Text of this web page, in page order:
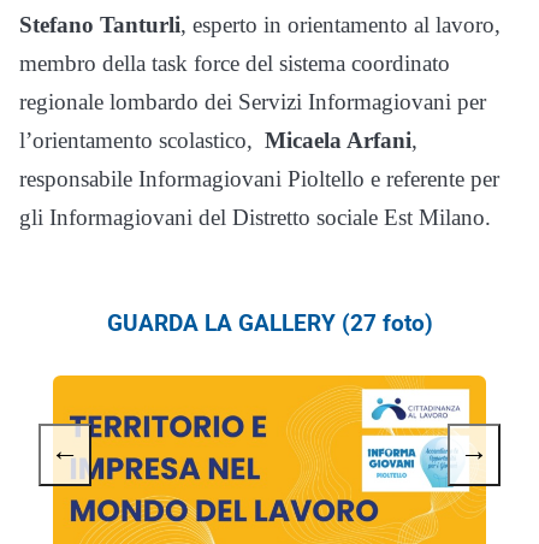
Stefano Tanturli, esperto in orientamento al lavoro,
membro della task force del sistema coordinato
regionale lombardo dei Servizi Informagiovani per
l’orientamento scolastico, Micaela Arfani,
responsabile Informagiovani Pioltello e referente per
gli Informagiovani del Distretto sociale Est Milano.
GUARDA LA GALLERY (27 foto)
← →